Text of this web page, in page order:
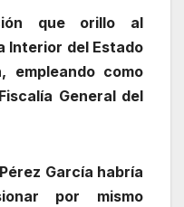
que orillo al
Interior del Estado
empleando como
General del
García habría
por mismo